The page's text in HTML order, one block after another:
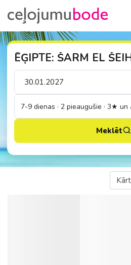
ĒĢIPTE: ŠARM EL
7-9 dienas · 2 pieaugušie · 3★ un
Meklēt